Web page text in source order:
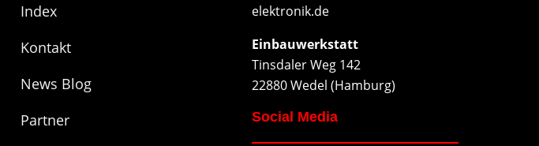
Index
Kontakt
News Blog
Partner
elektronik.de
Einbauwerkstatt
Tinsdaler Weg 142
22880 Wedel (Hamburg)
Social Media